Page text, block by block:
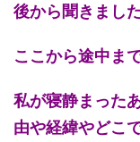
後から聞きました
ここから途中ま
私が寝静まった
由や経緯やどこ